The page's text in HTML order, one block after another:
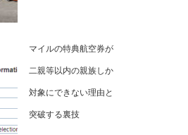
マイルの特典航空券が
二親等以内の親族しか
対象にできない理由と
突破する裏技